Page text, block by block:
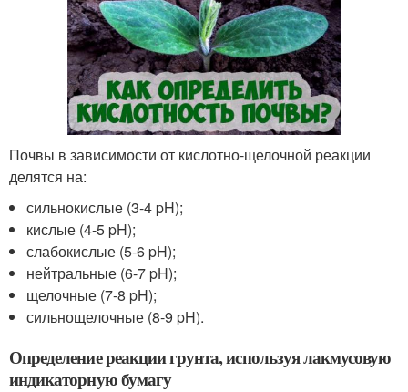
Почвы в зависимости от кислотно-щелочной реакции
делятся на:
сильнокислые (3-4 pH);
кислые (4-5 pH);
слабокислые (5-6 pH);
нейтральные (6-7 pH);
щелочные (7-8 pH);
сильнощелочные (8-9 pH).
Определение реакции грунта, используя лакмусовую
индикаторную бумагу